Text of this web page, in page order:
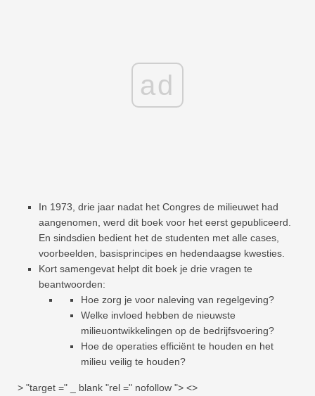
ad
In 1973, drie jaar nadat het Congres de milieuwet had
aangenomen, werd dit boek voor het eerst gepubliceerd.
En sindsdien bedient het de studenten met alle cases,
voorbeelden, basisprincipes en hedendaagse kwesties.
Kort samengevat helpt dit boek je drie vragen te
beantwoorden:
Hoe zorg je voor naleving van regelgeving?
Welke invloed hebben de nieuwste
milieuontwikkelingen op de bedrijfsvoering?
Hoe de operaties efficiënt te houden en het
milieu veilig te houden?
> "target =" _ blank "rel =" nofollow "> <>